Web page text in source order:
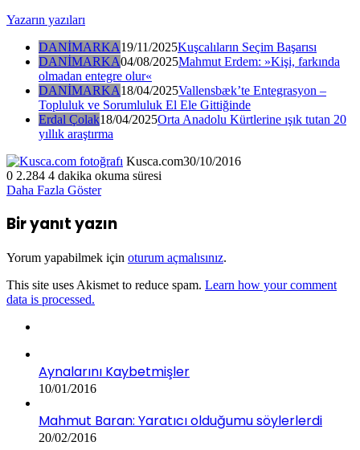
Yazarın yazıları
DANİMARKA19/11/2025Kuşcalıların Seçim Başarısı
DANİMARKA04/08/2025Mahmut Erdem: »Kişi, farkında
olmadan entegre olur«
DANİMARKA18/04/2025Vallensbæk’te Entegrasyon –
Topluluk ve Sorumluluk El Ele Gittiğinde
Erdal Çolak18/04/2025Orta Anadolu Kürtlerine ışık tutan 20
yıllık araştırma
Kusca.com30/10/2016
0 2.284 4 dakika okuma süresi
Daha Fazla Göster
Bir yanıt yazın
Yorum yapabilmek için oturum açmalısınız.
This site uses Akismet to reduce spam. Learn how your comment
data is processed.
Aynalarını Kaybetmişler
10/01/2016
Mahmut Baran: Yaratıcı olduğumu söylerlerdi
20/02/2016